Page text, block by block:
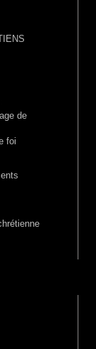
de
foi